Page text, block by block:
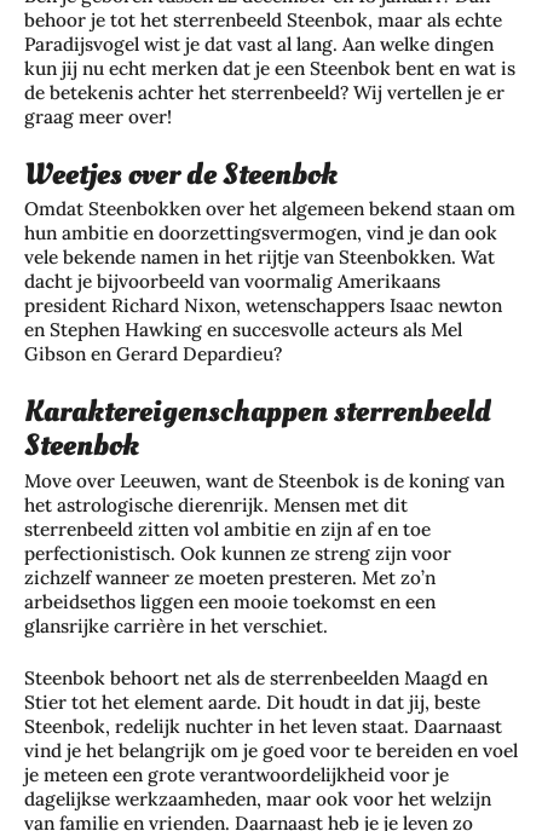
behoor je tot het sterrenbeeld Steenbok, maar als echte
Paradijsvogel wist je dat vast al lang. Aan welke dingen
kun jij nu echt merken dat je een Steenbok bent en wat is
de betekenis achter het sterrenbeeld? Wij vertellen je er
graag meer over!
Weetjes over de Steenbok
Omdat Steenbokken over het algemeen bekend staan om
hun ambitie en doorzettingsvermogen, vind je dan ook
vele bekende namen in het rijtje van Steenbokken. Wat
dacht je bijvoorbeeld van voormalig Amerikaans
president Richard Nixon, wetenschappers Isaac newton
en Stephen Hawking en succesvolle acteurs als Mel
Gibson en Gerard Depardieu?
Karaktereigenschappen sterrenbeeld
Steenbok
Move over Leeuwen, want de Steenbok is de koning van
het astrologische dierenrijk. Mensen met dit
sterrenbeeld zitten vol ambitie en zijn af en toe
perfectionistisch. Ook kunnen ze streng zijn voor
zichzelf wanneer ze moeten presteren. Met zo’n
arbeidsethos liggen een mooie toekomst en een
glansrijke carrière in het verschiet.
Steenbok behoort net als de sterrenbeelden Maagd en
Stier tot het element aarde. Dit houdt in dat jij, beste
Steenbok, redelijk nuchter in het leven staat. Daarnaast
vind je het belangrijk om je goed voor te bereiden en voel
je meteen een grote verantwoordelijkheid voor je
dagelijkse werkzaamheden, maar ook voor het welzijn
van familie en vrienden. Daarnaast heb je je leven zo